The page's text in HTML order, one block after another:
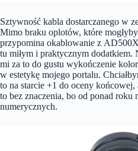
Sztywność kabla dostarczanego w
Mimo braku oplotów, które
przypomina okablowanie z
tu miłym i praktycznym dodatkiem.
mi za to do gustu wykończenie
w estetykę mojego portalu.
to na starcie +1 do oceny
to bez znaczenia, bo od ponad roku
numerycznych.